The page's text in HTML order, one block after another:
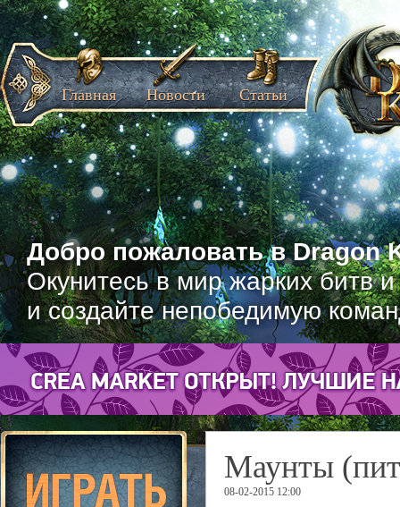
Добро пожаловать в Dragon
Окунитесь в мир жарких битв
и создайте непобедимую
Главная Новости Статьи
Маунты
08-02-2015 12:00